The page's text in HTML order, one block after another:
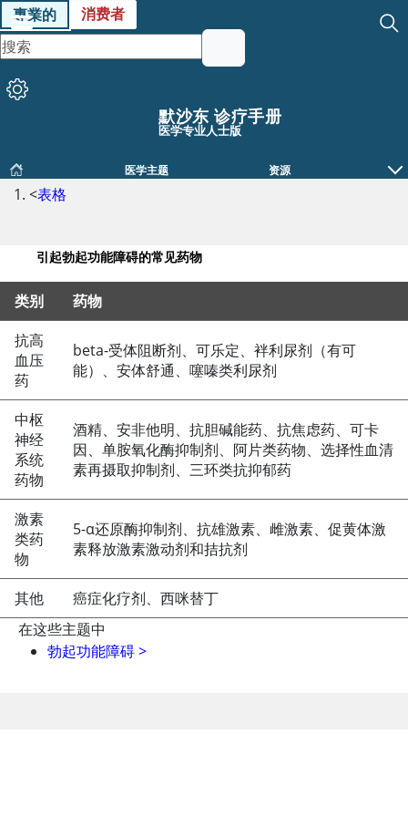
專業的 消费者
默沙东 诊疗手册
医学专业人士版
医学主题 资源
<表格
引起勃起功能障碍的常见药物
引起勃起功能障碍的常见药物
类别
药物
抗高
血压
药
beta-受体阻断剂、可乐定、袢利尿剂（有可
能）、安体舒通、噻嗪类利尿剂
中枢
神经
系统
药物
酒精、安非他明、抗胆碱能药、抗焦虑药、可卡
因、单胺氧化酶抑制剂、阿片类药物、选择性血清
素再摄取抑制剂、三环类抗抑郁药
激素
类药
物
5-α还原酶抑制剂、抗雄激素、雌激素、促黄体激
素释放激素激动剂和拮抗剂
其他
癌症化疗剂、西咪替丁
在这些主题中
勃起功能障碍>